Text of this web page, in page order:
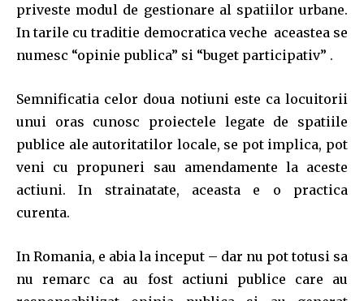
SUBSCRIBE
I've read and accept thePrivacy Policy.
Cititori Cititori
11,243
Cititori
priveste modul de gestionare al spatiilor urbane.
In tarile cu traditie democratica veche aceastea se
numesc “opinie publica” si “buget participativ” .
Semnificatia celor doua notiuni este ca locuitorii
unui oras cunosc proiectele legate de spatiile
publice ale autoritatilor locale, se pot implica, pot
veni cu propuneri sau amendamente la aceste
actiuni. In strainatate, aceasta e o practica
curenta.
In Romania, e abia la inceput – dar nu pot totusi sa
nu remarc ca au fost actiuni publice care au